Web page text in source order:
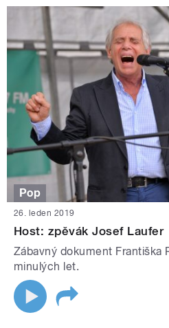
Pop
26. leden 2019
Host: zpěvák Josef Laufer
Zábavný dokument Františka
minulých let.